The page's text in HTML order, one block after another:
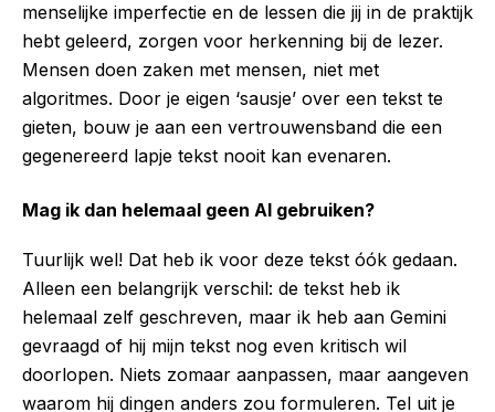
menselijke imperfectie en de lessen die jij in de praktijk
hebt geleerd, zorgen voor herkenning bij de lezer.
Mensen doen zaken met mensen, niet met
algoritmes. Door je eigen ‘sausje’ over een tekst te
gieten, bouw je aan een vertrouwensband die een
gegenereerd lapje tekst nooit kan evenaren.
Mag ik dan helemaal geen AI gebruiken?
Tuurlijk wel! Dat heb ik voor deze tekst óók gedaan.
Alleen een belangrijk verschil: de tekst heb ik
helemaal zelf geschreven, maar ik heb aan Gemini
gevraagd of hij mijn tekst nog even kritisch wil
doorlopen. Niets zomaar aanpassen, maar aangeven
waarom hij dingen anders zou formuleren. Tel uit je